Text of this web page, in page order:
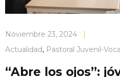
Noviembre 23, 2024
|
Actualidad, Pastoral Juvenil-
“Abre los ojos”: